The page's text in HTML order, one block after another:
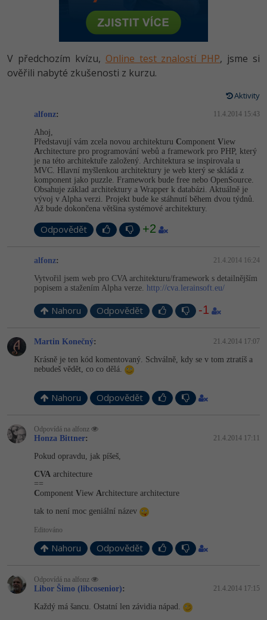
HTML5, CSS3, Bootstrap, SEO
Testování a verzování
Spring
ASP.NET MVC
JavaScript
Python
UML a návrhové vzory
MySQL/MariaDB
MS-SQL
SQLite
Vývojář mobilních aplikací
Specialista na AI a bigdata
C# Game developer
Systémový administrátor
Grafik / UX/UI návrhář
3D grafik
Projektový manažer
Copywriter
WordPress specialista
SEO specialista
-80%
-80%
PHP -80%
Kotlin -80%
C -80%
VB.NET
SQL
Algoritmy -41%
Umělá inteligence (AI) -10%
Pro děti
Více
Fórum
Kurzy e-commerce
Testování softwaru
Datová analýza
Digitální gramotnost
Marketing -30%
SEO -30%
Kurzy designu
HTML/CSS -80%
Photoshop -80%
Adobe Illustrator -80%
Adobe Lightroom
Adobe XD
Příběhy absolventů
Kariéra
V předchozím kvízu, Online test znalostí PHP, jsme si
ověřili nabyté zkušenosti z kurzu.
Aktivity
alfonz: 11.4.2014 15:43
Ahoj,
Představují vám zcela novou architekturu Component View
Architecture pro programování webů a framework pro PHP, který
je na této architektuře založený. Architektura se inspirovala u
MVC. Hlavní myšlenkou architektury je web který se skládá z
komponent jako puzzle. Framework bude free nebo OpenSource.
Obsahuje základ architektury a Wrapper k databázi. Aktuálně je
vývoj v Alpha verzi. Projekt bude ke stáhnutí během dvou týdnů.
Až bude dokončena většina systémové architektury.
Odpovědět +2
alfonz: 21.4.2014 16:24
Vytvořil jsem web pro CVA architekturu/fra­mework s detailnějším
popisem a stažením Alpha verze. http://cva.lerainsoft.eu/
Nahoru Odpovědět -1
Martin Konečný: 21.4.2014 17:07
Krásně je ten kód komentovaný. Schválně, kdy se v tom ztratíš a
nebudeš vědět, co co dělá.
Nahoru Odpovědět
Odpovídá na alfonz
Honza Bittner: 21.4.2014 17:11
Pokud opravdu, jak píšeš,
CVA architecture
==
Component View Architecture architecture
tak to není moc geniální název
Editováno
Nahoru Odpovědět
Odpovídá na alfonz
Libor Šimo (libcosenior): 21.4.2014 17:15
Každý má šancu. Ostatní len závidia nápad.